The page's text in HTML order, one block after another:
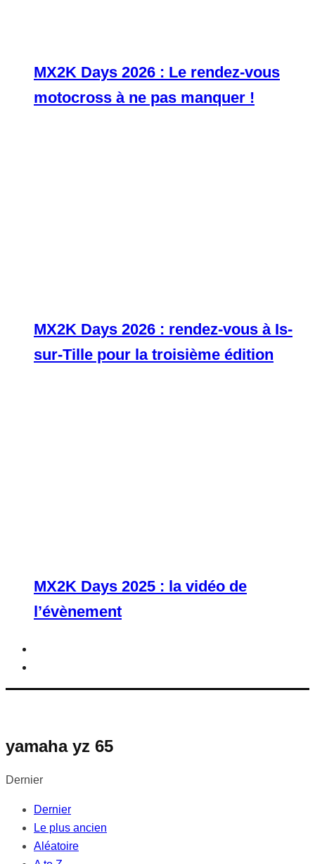
MX2K Days 2026 : Le rendez-vous
motocross à ne pas manquer !
MX2K Days 2026 : rendez-vous à Is-
sur-Tille pour la troisième édition
MX2K Days 2025 : la vidéo de
l’évènement
yamaha yz 65
Dernier
Dernier
Le plus ancien
Aléatoire